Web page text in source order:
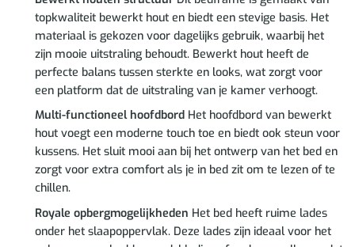
topkwaliteit bewerkt hout en biedt een stevige basis. Het
materiaal is gekozen voor dagelijks gebruik, waarbij het
zijn mooie uitstraling behoudt. Bewerkt hout heeft de
perfecte balans tussen sterkte en looks, wat zorgt voor
een platform dat de uitstraling van je kamer verhoogt.
Multi-functioneel hoofdbordHet hoofdbord van bewerkt
hout voegt een moderne touch toe en biedt ook steun voor
kussens. Het sluit mooi aan bij het ontwerp van het bed en
zorgt voor extra comfort als je in bed zit om te lezen of te
chillen.
Royale opbergmogelijkheden Het bed heeft ruime lades
onder het slaapoppervlak. Deze lades zijn ideaal voor het